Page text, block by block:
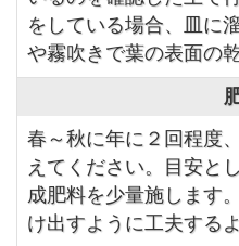
をしている場合、皿に
や霧吹きで葉の表面の
春～秋に年に２回程度
えてください。目安と
成肥料を少量施します
け出すように工夫する